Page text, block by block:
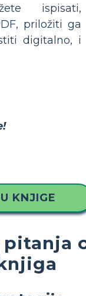
ispisati,
priložiti ga
digitalno, i
KNJIGE
pitanja